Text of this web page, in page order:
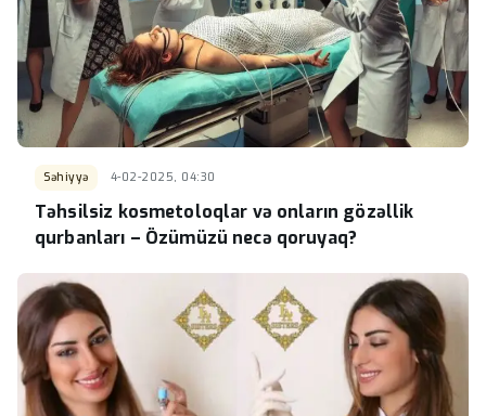
Səhiyyə 4-02-2025, 04:30
Təhsilsiz kosmetoloqlar və onların gözəllik
qurbanları – Özümüzü necə qoruyaq?